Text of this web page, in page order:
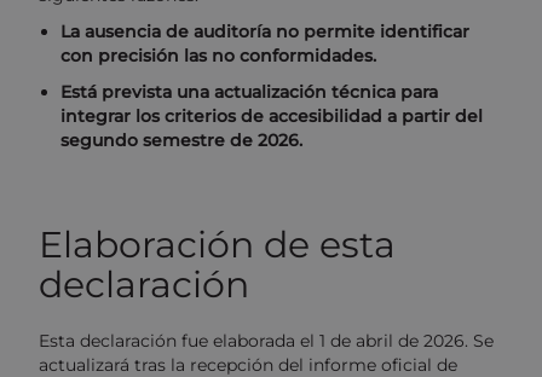
La ausencia de auditoría no permite identificar
con precisión las no conformidades.
Está prevista una actualización técnica para
integrar los criterios de accesibilidad a partir del
segundo semestre de 2026.
Elaboración de esta
declaración
Esta declaración fue elaborada el 1 de abril de 2026. Se
actualizará tras la recepción del informe oficial de